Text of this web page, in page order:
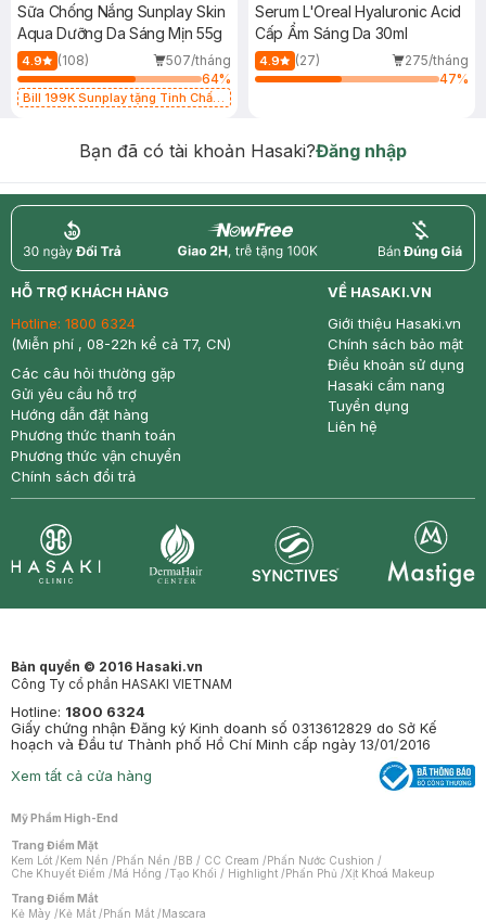
Sữa Chống Nắng Sunplay Skin
Aqua Dưỡng Da Sáng Mịn 55g
4.9 (108)
507/tháng
64%
Bill 199K Sunplay tặng Tinh Chất
Serum L'Oreal Hyaluronic Acid
Cấp Ẩm Sáng Da 30ml
4.9 (27)
275/tháng
47%
Bạn đã có tài khoản Hasaki?Đăng nhập
return nowfree price
HỖ TRỢ KHÁCH HÀNG
Hotline: 1800 6324
(Miễn phí , 08-22h kể cả T7, CN)
Các câu hỏi thường gặp
Gửi yêu cầu hỗ trợ
Hướng dẫn đặt hàng
Phương thức thanh toán
Phương thức vận chuyển
Chính sách đổi trả
VỀ HASAKI.VN
Giới thiệu Hasaki.vn
Chính sách bảo mật
Điều khoản sử dụng
Hasaki cẩm nang
Tuyển dụng
Liên hệ
Bản quyền © 2016 Hasaki.vn
Công Ty cổ phần HASAKI VIETNAM
Hotline: 1800 6324
Giấy chứng nhận Đăng ký Kinh doanh số 0313612829 do Sở Kế
hoạch và Đầu tư Thành phố Hồ Chí Minh cấp ngày 13/01/2016
Xem tất cả cửa hàng
Mỹ Phẩm High-End
Trang Điểm Mặt
Kem Lót /Kem Nền /Phấn Nền /BB / CC Cream /Phấn Nước Cushion /
Che Khuyết Điểm /Má Hồng /Tạo Khối / Highlight /Phấn Phủ /Xịt Khoá Makeup
Trang Điểm Mắt
Kẻ Mày /Kẻ Mắt /Phấn Mắt /Mascara